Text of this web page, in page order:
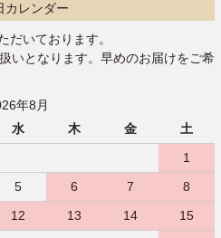
カレンダー
だいております。
いとなります。早めのお届けをご希
年8月
水 木 金
土
1
5 6 7
8
12 13 14
15